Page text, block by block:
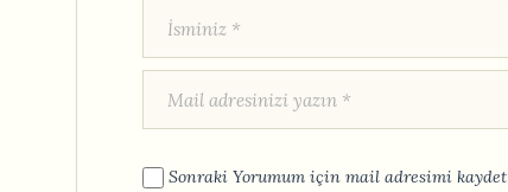
Sonraki Yorumum için mail adresimi kaydet